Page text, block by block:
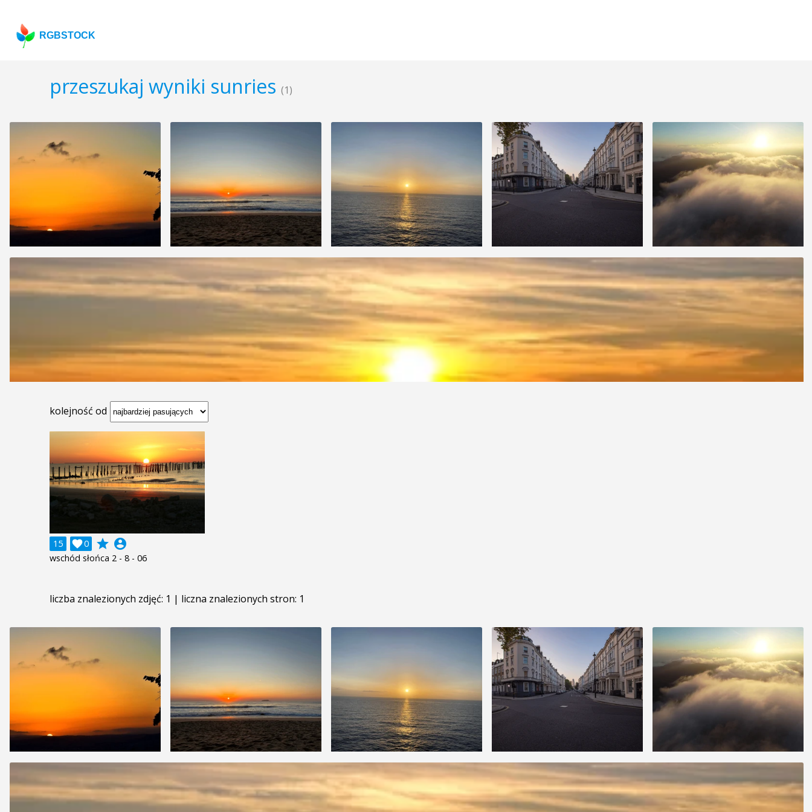
RGBSTOCK
przeszukaj wyniki sunries (1)
kolejność od
15 0
 grade account_circle
wschód słońca 2 - 8 - 06
liczba znalezionych zdjęć: 1 | liczna znalezionych stron: 1